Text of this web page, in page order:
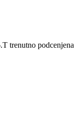
trenutno podcenjena